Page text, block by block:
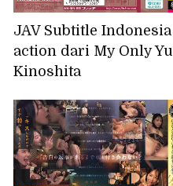
JAV Subtitle
action dari My Only
Kinoshita